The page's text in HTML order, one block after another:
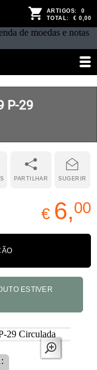
ARTIGOS: 0
TOTAL: € 0,00
P-29
SUGERIR
PARTILHAR
€ 6,00